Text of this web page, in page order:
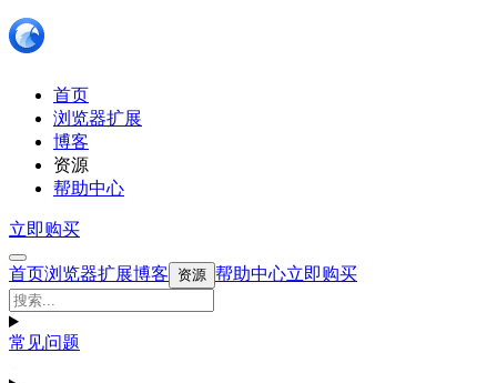
首页
浏览器扩展
博客
资源
帮助中心
立即购买
首页浏览器扩展博客 资源 帮助中心立即购买
常见问题